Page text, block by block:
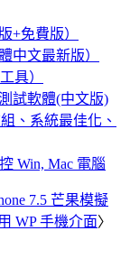
+免費版）
中文最新版）
具）
試軟體(中文版)
、系統最佳化、
Win, Mac 電腦
7.5 芒果模擬
WP 手機介面〉